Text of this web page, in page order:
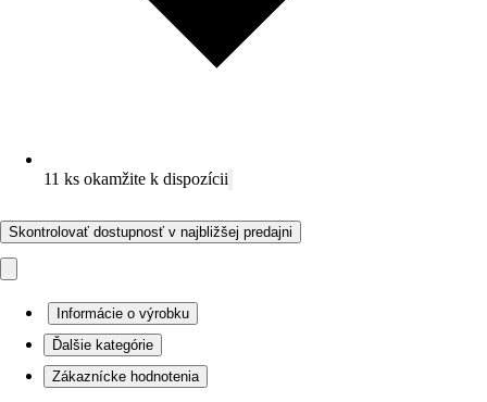
11 ks okamžite k dispozícii
Skontrolovať dostupnosť v najbližšej predajni
Informácie o výrobku
Ďalšie kategórie
Zákaznícke hodnotenia